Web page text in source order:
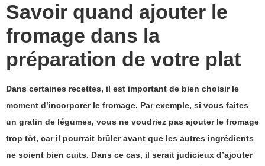
Savoir quand ajouter le
fromage dans la
préparation de votre plat
Dans certaines recettes, il est important de bien choisir le
moment d’incorporer le fromage. Par exemple, si vous faites
un gratin de légumes, vous ne voudriez pas ajouter le fromage
trop tôt, car il pourrait brûler avant que les autres ingrédients
ne soient bien cuits. Dans ce cas, il serait judicieux d’ajouter